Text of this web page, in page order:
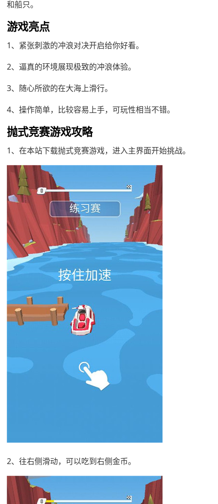
和船只。
游戏亮点
1、紧张刺激的冲浪对决开启给你好看。
2、逼真的环境展现极致的冲浪体验。
3、随心所欲的在大海上滑行。
4、操作简单，比较容易上手，可玩性相当不错。
抛式竞赛游戏攻略
1、在本站下载抛式竞赛游戏，进入主界面开始挑战。
2、往右侧滑动，可以吃到右侧金币。